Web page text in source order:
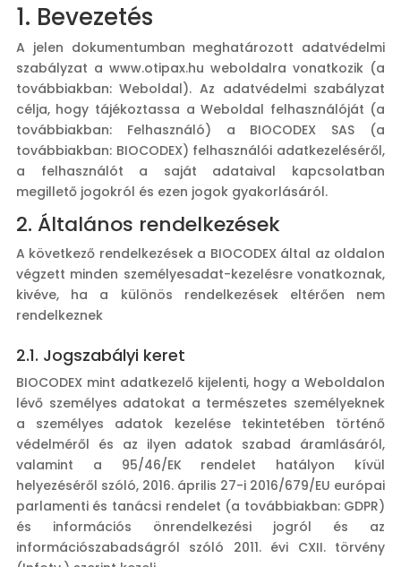
1. Bevezetés
A jelen dokumentumban meghatározott adatvédelmi
szabályzat a www.otipax.hu weboldalra vonatkozik (a
továbbiakban: Weboldal). Az adatvédelmi szabályzat
célja, hogy tájékoztassa a Weboldal felhasználóját (a
továbbiakban: Felhasználó) a BIOCODEX SAS (a
továbbiakban: BIOCODEX) felhasználói adatkezeléséről,
a felhasználót a saját adataival kapcsolatban
megillető jogokról és ezen jogok gyakorlásáról.
2. Általános rendelkezések
A következő rendelkezések a BIOCODEX által az oldalon
végzett minden személyesadat-kezelésre vonatkoznak,
kivéve, ha a különös rendelkezések eltérően nem
rendelkeznek
2.1. Jogszabályi keret
BIOCODEX mint adatkezelő kijelenti, hogy a Weboldalon
lévő személyes adatokat a természetes személyeknek
a személyes adatok kezelése tekintetében történő
védelméről és az ilyen adatok szabad áramlásáról,
valamint a 95/46/EK rendelet hatályon kívül
helyezéséről szóló, 2016. április 27-i 2016/679/EU európai
parlamenti és tanácsi rendelet (a továbbiakban: GDPR)
és információs önrendelkezési jogról és az
információszabadságról szóló 2011. évi CXII. törvény